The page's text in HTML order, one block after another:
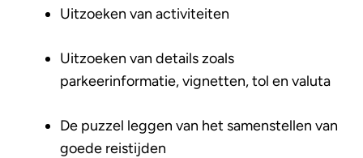
Uitzoeken van activiteiten
Uitzoeken van details zoals
parkeerinformatie, vignetten, tol en valuta
De puzzel leggen van het samenstellen van
goede reistijden